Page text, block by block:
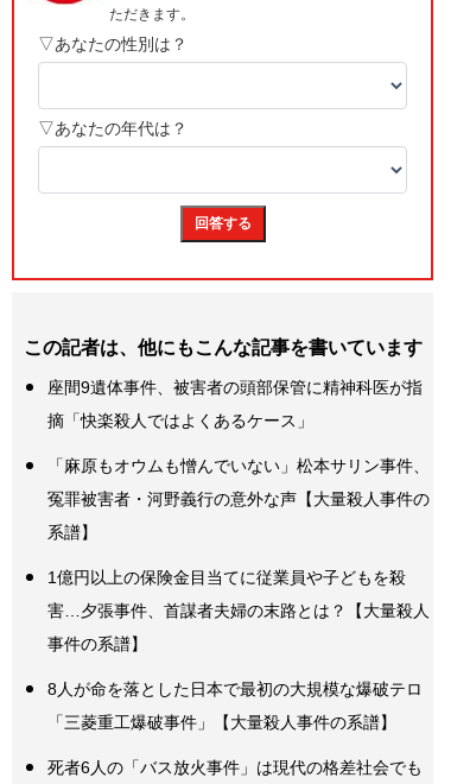
この記者は、他にもこんな記事を書いています
座間9遺体事件、被害者の頭部保管に精神科医が指
摘「快楽殺人ではよくあるケース」
「麻原もオウムも憎んでいない」松本サリン事件、
冤罪被害者・河野義行の意外な声【大量殺人事件の
系譜】
1億円以上の保険金目当てに従業員や子どもを殺
害…夕張事件、首謀者夫婦の末路とは？【大量殺人
事件の系譜】
8人が命を落とした日本で最初の大規模な爆破テロ
「三菱重工爆破事件」【大量殺人事件の系譜】
死者6人の「バス放火事件」は現代の格差社会でも